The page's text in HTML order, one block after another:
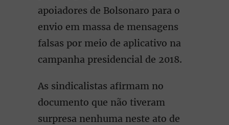
apoiadores de Bolsonaro para o
envio em massa de mensagens
falsas por meio de aplicativo na
campanha presidencial de 2018.
As sindicalistas afirmam no
documento que não tiveram
surpresa nenhuma neste ato de